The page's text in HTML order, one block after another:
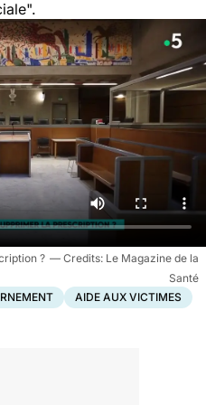
".
?
Le Magazine de la
Santé
AIDE AUX VICTIMES